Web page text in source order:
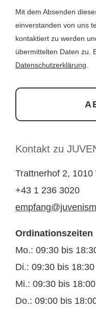
Mit dem Absenden
einverstanden von uns
kontaktiert zu werden
übermittelten Daten zu.
Datenschutzerklärung
Kontakt zu
Trattnerhof 2, 1010
+43 1 236 3020
Ordinationszeiten
Mo.: 09:30 bis
Di.: 09:30 bis 18:30
Mi.: 09:30 bis 18:00
Do.: 09:00 bis